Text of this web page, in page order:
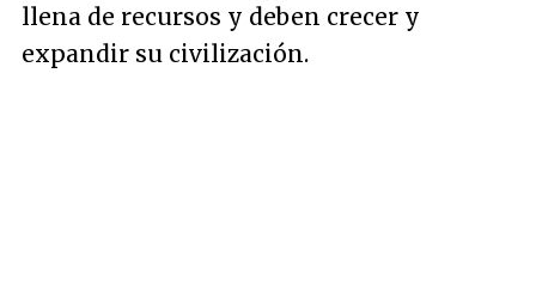
llena de recursos y deben crecer y
expandir su civilización.